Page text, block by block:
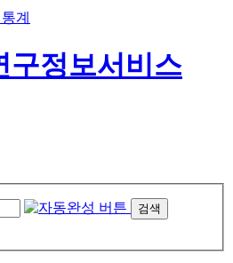
계
검색